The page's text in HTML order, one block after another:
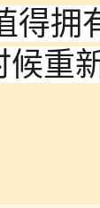
得拥
候重